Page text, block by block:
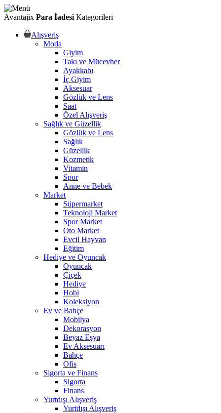
Avantajix Para İadesi Kategorileri
Alışveriş
Moda
Giyim
Takı ve Mücevher
Ayakkabı
İç Giyim
Aksesuar
Gözlük ve Lens
Saat
Özel Alışveriş
Sağlık ve Güzellik
Gözlük ve Lens
Sağlık
Güzellik
Kozmetik
Vitamin
Spor
Anne ve Bebek
Market
Süpermarket
Teknoloji Market
Spor Market
Oto Market
Evcil Hayvan
Eğitim
Hediye ve Oyuncak
Oyuncak
Çiçek
Hediye
Hobi
Koleksiyon
Ev ve Bahçe
Mobilya
Dekorasyon
Beyaz Eşya
Ev Aksesuarı
Bahçe
Ofis
Sigorta ve Finans
Sigorta
Finans
Yurtdışı Alışveriş
Yurtdışı Alışveriş